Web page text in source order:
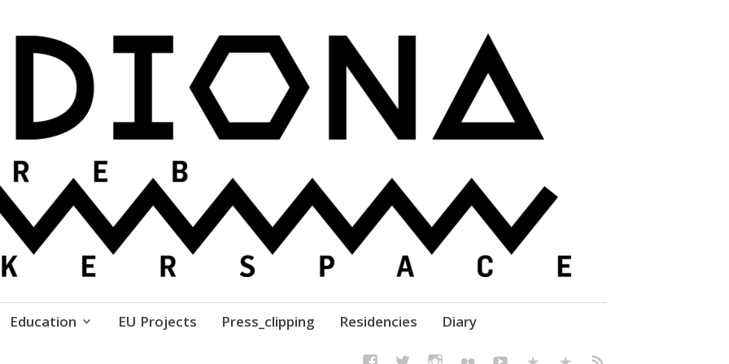
Education EU Projects Press_clipping Residencies Diary